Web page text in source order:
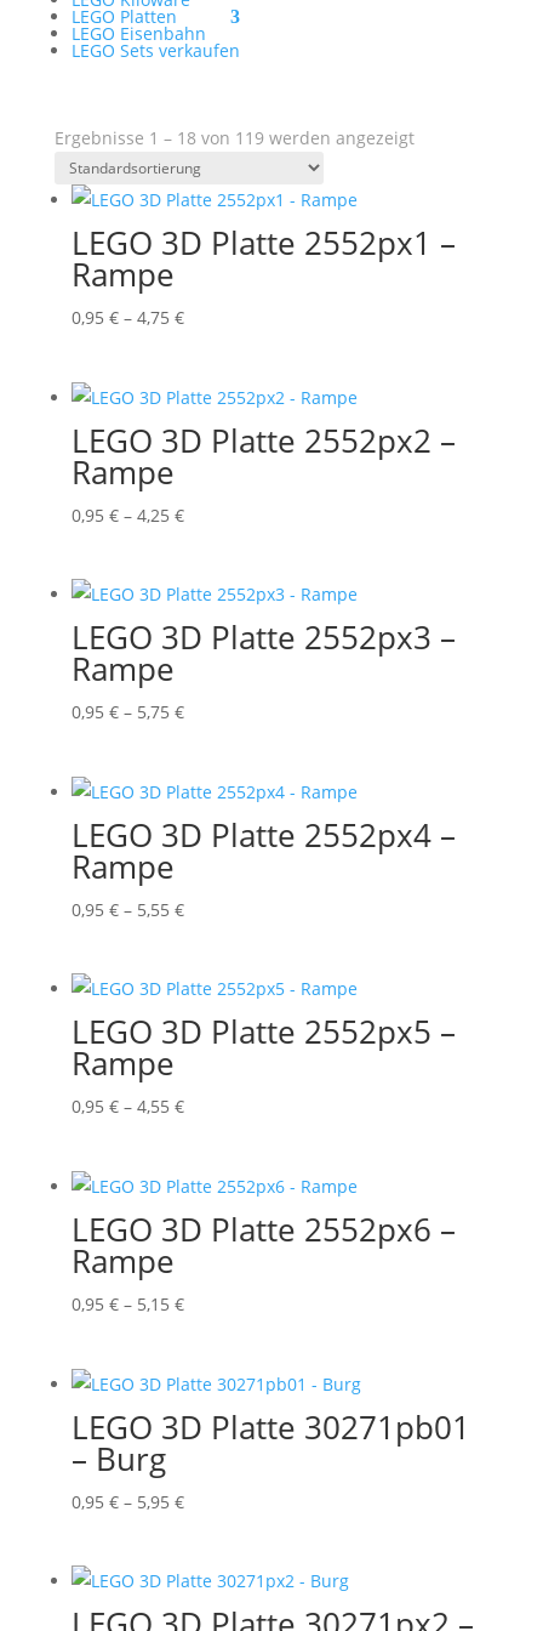
LEGO Platten
LEGO Eisenbahn
LEGO Sets verkaufen
Ergebnisse 1 – 18 von 119 werden angezeigt
LEGO 3D Platte 2552px1 –
Rampe
0,95 € – 4,75 €Preisspanne:
4,75 €
LEGO 3D Platte 2552px2 –
Rampe
0,95 € – 4,25 €Preisspanne:
4,25 €
LEGO 3D Platte 2552px3 –
Rampe
0,95 € – 5,75 €Preisspanne:
5,75 €
LEGO 3D Platte 2552px4 –
Rampe
0,95 € – 5,55 €Preisspanne:
5,55 €
LEGO 3D Platte 2552px5 –
Rampe
0,95 € – 4,55 €Preisspanne:
4,55 €
LEGO 3D Platte 2552px6 –
Rampe
0,95 € – 5,15 €Preisspanne:
5,15 €
LEGO 3D Platte 30271pb01
– Burg
0,95 € – 5,95 €Preisspanne:
5,95 €